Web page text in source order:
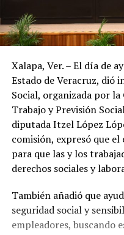
Xalapa, Ver. – El día de
Estado de Veracruz, dió
Social, organizada por
Trabajo y Previsión
diputada Itzel López
comisión, expresó que
para que las y los
derechos sociales y
También añadió que
seguridad social y
empleadores, buscando